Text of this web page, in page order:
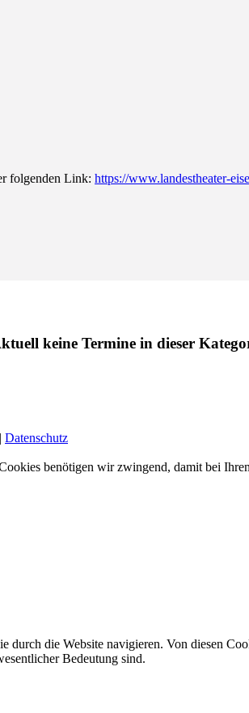
folgenden Link:https://www.landestheater-
keine Termine in dieser
| Datenschutz
benötigen wir zwingend, damit bei
durch die Website navigieren. Von diesen
Bedeutung sind.